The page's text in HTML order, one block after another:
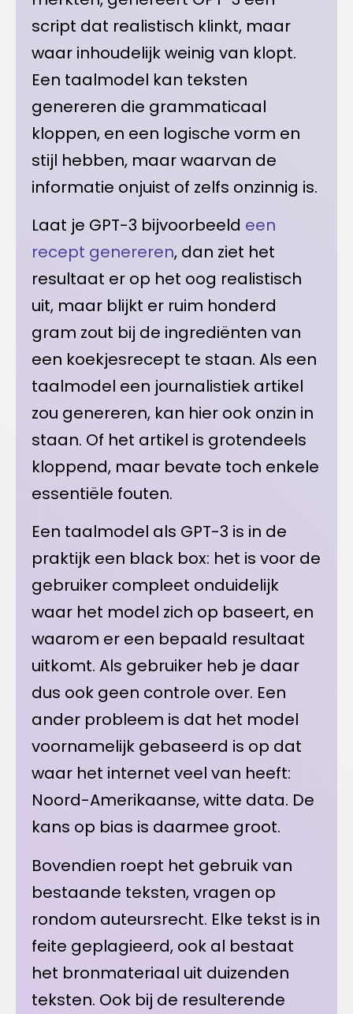
script dat realistisch klinkt, maar
waar inhoudelijk weinig van klopt.
Een taalmodel kan teksten
genereren die grammaticaal
kloppen, en een logische vorm en
stijl hebben, maar waarvan de
informatie onjuist of zelfs onzinnig is.
Laat je GPT-3 bijvoorbeeld een
recept genereren, dan ziet het
resultaat er op het oog realistisch
uit, maar blijkt er ruim honderd
gram zout bij de ingrediënten van
een koekjesrecept te staan. Als een
taalmodel een journalistiek artikel
zou genereren, kan hier ook onzin in
staan. Of het artikel is grotendeels
kloppend, maar bevate toch enkele
essentiële fouten.
Een taalmodel als GPT-3 is in de
praktijk een black box: het is voor de
gebruiker compleet onduidelijk
waar het model zich op baseert, en
waarom er een bepaald resultaat
uitkomt. Als gebruiker heb je daar
dus ook geen controle over. Een
ander probleem is dat het model
voornamelijk gebaseerd is op dat
waar het internet veel van heeft:
Noord-Amerikaanse, witte data. De
kans op bias is daarmee groot.
Bovendien roept het gebruik van
bestaande teksten, vragen op
rondom auteursrecht. Elke tekst is in
feite geplagieerd, ook al bestaat
het bronmateriaal uit duizenden
teksten. Ook bij de resulterende